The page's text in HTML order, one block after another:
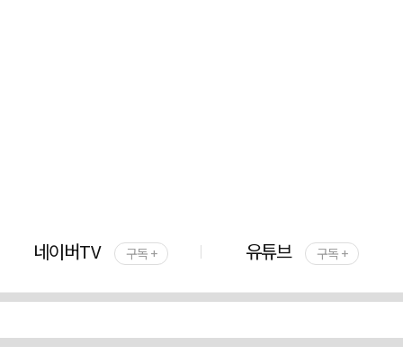
네이버TV 구독 + 유튜브 구독 +